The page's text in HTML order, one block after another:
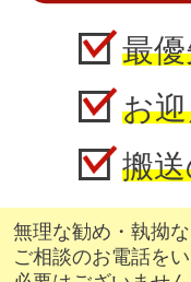
最
お
搬
無理な勧め・執拗
ご相談のお電話を